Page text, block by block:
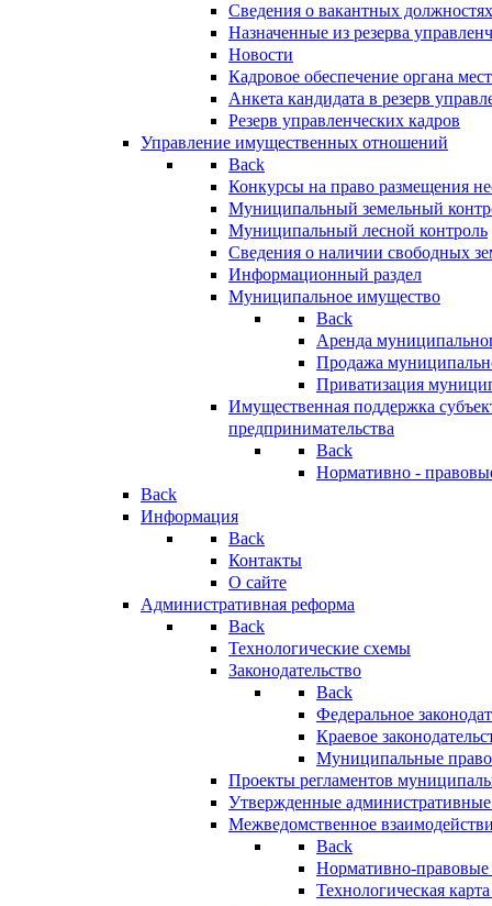
Сведения о вакантных
Назначенные из резерва
Новости
Кадровое обеспечение органа
Анкета кандидата в резерв
Резерв управленческих кадров
Управление имущественных отношений
Back
Конкурсы на право размещения
Муниципальный земельный
Муниципальный лесной контроль
Сведения о наличии свободных
Информационный раздел
Муниципальное имущество
Back
Аренда
Продажа
Приватизация
Имущественная поддержка
предпринимательства
Back
Нормативно -
Back
Информация
Back
Контакты
О сайте
Административная реформа
Back
Технологические схемы
Законодательство
Back
Федеральное
Краевое
Муниципальные
Проекты регламентов
Утвержденные
Межведомственное
Back
Нормативно-правовые
Технологическая